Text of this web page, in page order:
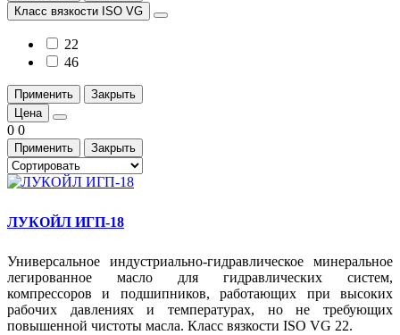
Класс вязкости ISO VG
22
46
Применить
Закрыть
Цена
0 0
Применить Закрыть
ЛУКОЙЛ ИГП-18
Универсальное индустриально-гидравлическое минеральное
легированное масло для гидравлических систем,
компрессоров и подшипников, работающих при высоких
рабочих давлениях и температурах, но не требующих
повышенной чистоты масла. Класс вязкости ISO VG 22.